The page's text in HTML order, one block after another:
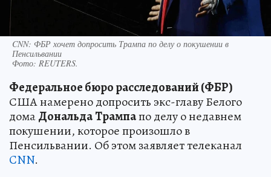
CNN: ФБР хочет допросить Трампа по делу о покушении в
Пенсильвании
Фото: REUTERS.
Федеральное бюро расследований (ФБР)
США намерено допросить экс-главу Белого
домаДональдаТрампапо делу о недавнем
покушении, которое произошло в
Пенсильвании. Об этом заявляет телеканал
CNN.